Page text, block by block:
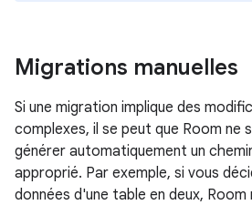
Migrations manuelles
Si une migration implique des
complexes, il se peut que Room ne
générer automatiquement un
approprié. Par exemple, si vous
données d'une table en deux, Room